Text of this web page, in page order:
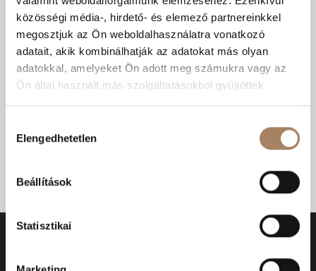
közösségi média-, hirdető- és elemező partnereinkkel
megosztjuk az Ön weboldalhasználatra vonatkozó
adatait, akik kombinálhatják az adatokat más olyan
adatokkal, amelyeket Ön adott meg számukra vagy az
Ön által használt más szolgáltatásokból gyűjtöttek.
kiválasztása
Elengedhetetlen
Beállítások
Statisztikai
Eladó ingatlan Kecskemét
Eladó üzlethelyiség Kecskemét
Kiadó Lakás Kecskemét